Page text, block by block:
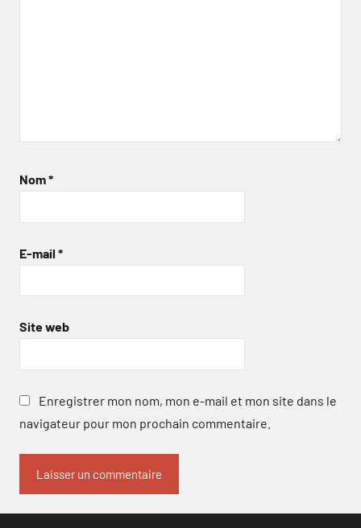
Nom*
E-mail *
Site web
Enregistrer mon nom, mon e-mail et mon site dans le
navigateur pour mon prochain commentaire.